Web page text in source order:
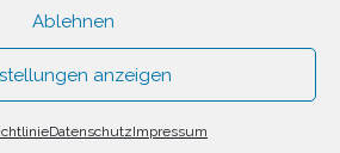
Ablehnen
anzeigen
DatenschutzImpressum
Invest Inside by